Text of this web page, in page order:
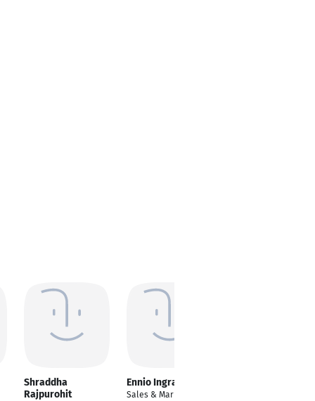
Shraddha
Rajpurohit
Ennio Ingraiti
Sales & Marketing